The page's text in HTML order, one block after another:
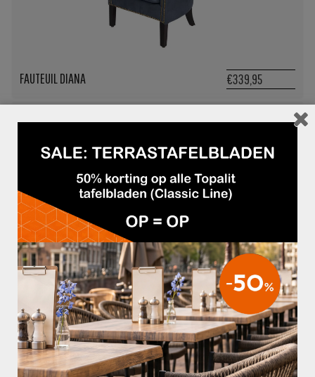
FAUTEUIL DIANA €339,95
FAUTEUIL DIANA COUNTRY €379,95